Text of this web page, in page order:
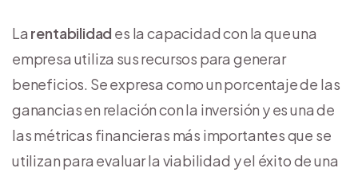
La rentabilidad es la capacidad con la que una
empresa utiliza sus recursos para generar
beneficios. Se expresa como un porcentaje de las
ganancias en relación con la inversión y es una de
las métricas financieras más importantes que se
utilizan para evaluar la viabilidad y el éxito de una